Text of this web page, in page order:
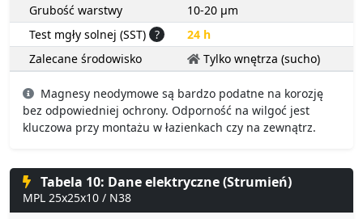
Grubość warstwy
10-20 µm
Test mgły solnej (SST) ?
24 h
Zalecane środowisko
Tylko wnętrza (sucho)
Magnesy neodymowe są bardzo podatne na korozję
bez odpowiedniej ochrony. Odporność na wilgoć jest
kluczowa przy montażu w łazienkach czy na zewnątrz.
Tabela 10: Dane elektryczne (Strumień)
MPL 25x25x10 / N38